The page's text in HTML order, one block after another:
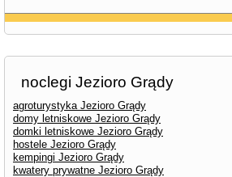
noclegi Jezioro Grądy
agroturystyka Jezioro Grądy
domy letniskowe Jezioro Grądy
domki letniskowe Jezioro Grądy
hostele Jezioro Grądy
kempingi Jezioro Grądy
kwatery prywatne Jezioro Grądy